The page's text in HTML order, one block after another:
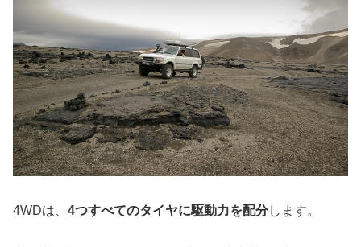
4WDは、 4つすべてのタイヤに駆動力を配分します。